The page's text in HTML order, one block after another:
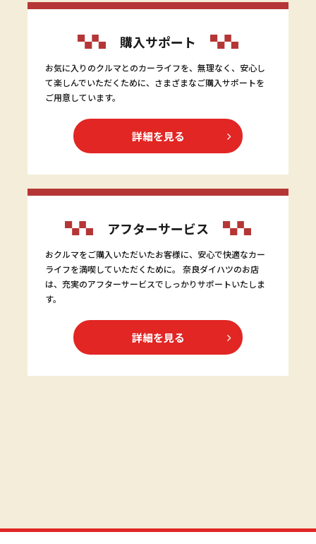
購入サポート
お気に入りのクルマとのカーライフを、無理なく、安心し
て楽しんでいただくために、さまざまなご購入サポートを
ご用意しています。
詳細を見る
アフターサービス
おクルマをご購入いただいたお客様に、安心で快適なカー
ライフを満喫していただくために。 奈良ダイハツのお店
は、充実のアフターサービスでしっかりサポートいたしま
す。
詳細を見る